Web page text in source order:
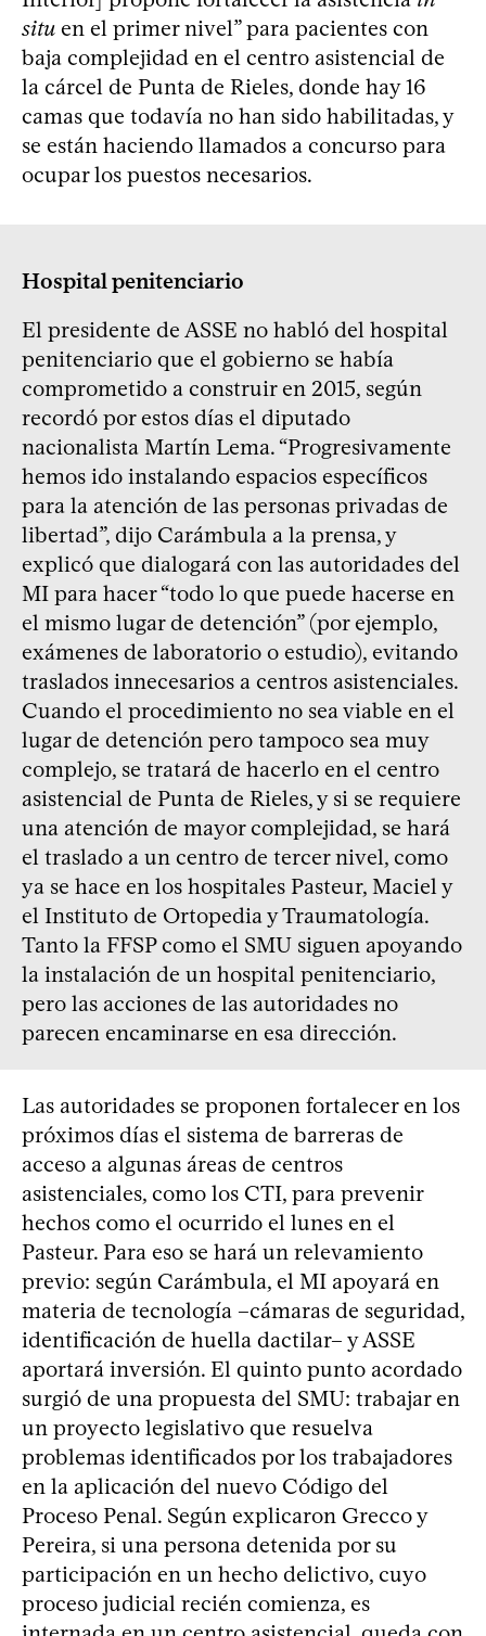
situ en el primer nivel” para pacientes con
baja complejidad en el centro asistencial de
la cárcel de Punta de Rieles, donde hay 16
camas que todavía no han sido habilitadas, y
se están haciendo llamados a concurso para
ocupar los puestos necesarios.
Hospital penitenciario
El presidente de ASSE no habló del hospital
penitenciario que el gobierno se había
comprometido a construir en 2015, según
recordó por estos días el diputado
nacionalista Martín Lema. “Progresivamente
hemos ido instalando espacios específicos
para la atención de las personas privadas de
libertad”, dijo Carámbula a la prensa, y
explicó que dialogará con las autoridades del
MI para hacer “todo lo que puede hacerse en
el mismo lugar de detención” (por ejemplo,
exámenes de laboratorio o estudio), evitando
traslados innecesarios a centros asistenciales.
Cuando el procedimiento no sea viable en el
lugar de detención pero tampoco sea muy
complejo, se tratará de hacerlo en el centro
asistencial de Punta de Rieles, y si se requiere
una atención de mayor complejidad, se hará
el traslado a un centro de tercer nivel, como
ya se hace en los hospitales Pasteur, Maciel y
el Instituto de Ortopedia y Traumatología.
Tanto la FFSP como el SMU siguen apoyando
la instalación de un hospital penitenciario,
pero las acciones de las autoridades no
parecen encaminarse en esa dirección.
Las autoridades se proponen fortalecer en los
próximos días el sistema de barreras de
acceso a algunas áreas de centros
asistenciales, como los CTI, para prevenir
hechos como el ocurrido el lunes en el
Pasteur. Para eso se hará un relevamiento
previo: según Carámbula, el MI apoyará en
materia de tecnología –cámaras de seguridad,
identificación de huella dactilar– y ASSE
aportará inversión. El quinto punto acordado
surgió de una propuesta del SMU: trabajar en
un proyecto legislativo que resuelva
problemas identificados por los trabajadores
en la aplicación del nuevo Código del
Proceso Penal. Según explicaron Grecco y
Pereira, si una persona detenida por su
participación en un hecho delictivo, cuyo
proceso judicial recién comienza, es